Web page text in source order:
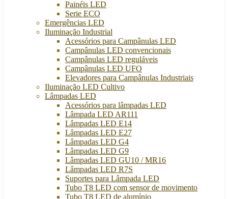
Painéis LED
Serie ECO
Emergências LED
Iluminação Industrial
Acessórios para Campânulas LED
Campânulas LED convencionais
Campânulas LED reguláveis
Campânulas LED UFO
Elevadores para Campânulas Industriais
Iluminação LED Cultivo
Lâmpadas LED
Acessórios para lâmpadas LED
Lâmpada LED AR111
Lâmpadas LED E14
Lâmpadas LED E27
Lâmpadas LED G4
Lâmpadas LED G9
Lâmpadas LED GU10 / MR16
Lâmpadas LED R7S
Suportes para Lâmpada LED
Tubo T8 LED com sensor de movimento
Tubo T8 LED de alumínio